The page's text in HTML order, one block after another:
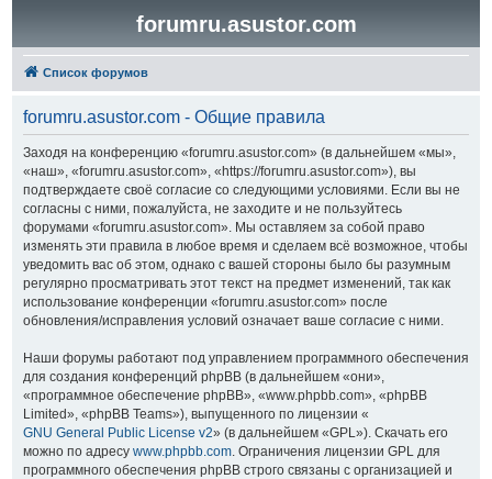
forumru.asustor.com
Список форумов
forumru.asustor.com - Общие правила
Заходя на конференцию «forumru.asustor.com» (в дальнейшем «мы»,
«наш», «forumru.asustor.com», «https://forumru.asustor.com»), вы
подтверждаете своё согласие со следующими условиями. Если вы не
согласны с ними, пожалуйста, не заходите и не пользуйтесь
форумами «forumru.asustor.com». Мы оставляем за собой право
изменять эти правила в любое время и сделаем всё возможное, чтобы
уведомить вас об этом, однако с вашей стороны было бы разумным
регулярно просматривать этот текст на предмет изменений, так как
использование конференции «forumru.asustor.com» после
обновления/исправления условий означает ваше согласие с ними.
Наши форумы работают под управлением программного обеспечения
для создания конференций phpBB (в дальнейшем «они»,
«программное обеспечение phpBB», «www.phpbb.com», «phpBB
Limited», «phpBB Teams»), выпущенного по лицензии «
GNU General Public License v2» (в дальнейшем «GPL»). Скачать его
можно по адресу www.phpbb.com. Ограничения лицензии GPL для
программного обеспечения phpBB строго связаны с организацией и